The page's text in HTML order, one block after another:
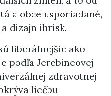
a obce usporiadané,
dizajn ihrísk.
liberálnejšie ako
podľa Jerebineovej
zdravotnej
liečbu